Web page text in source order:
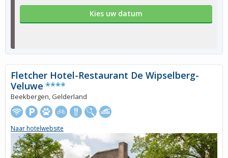
Kies uw datum
Fletcher Hotel-Restaurant De Wipselberg-
Veluwe ****
Beekbergen, Gelderland
Naar hotelwebsite